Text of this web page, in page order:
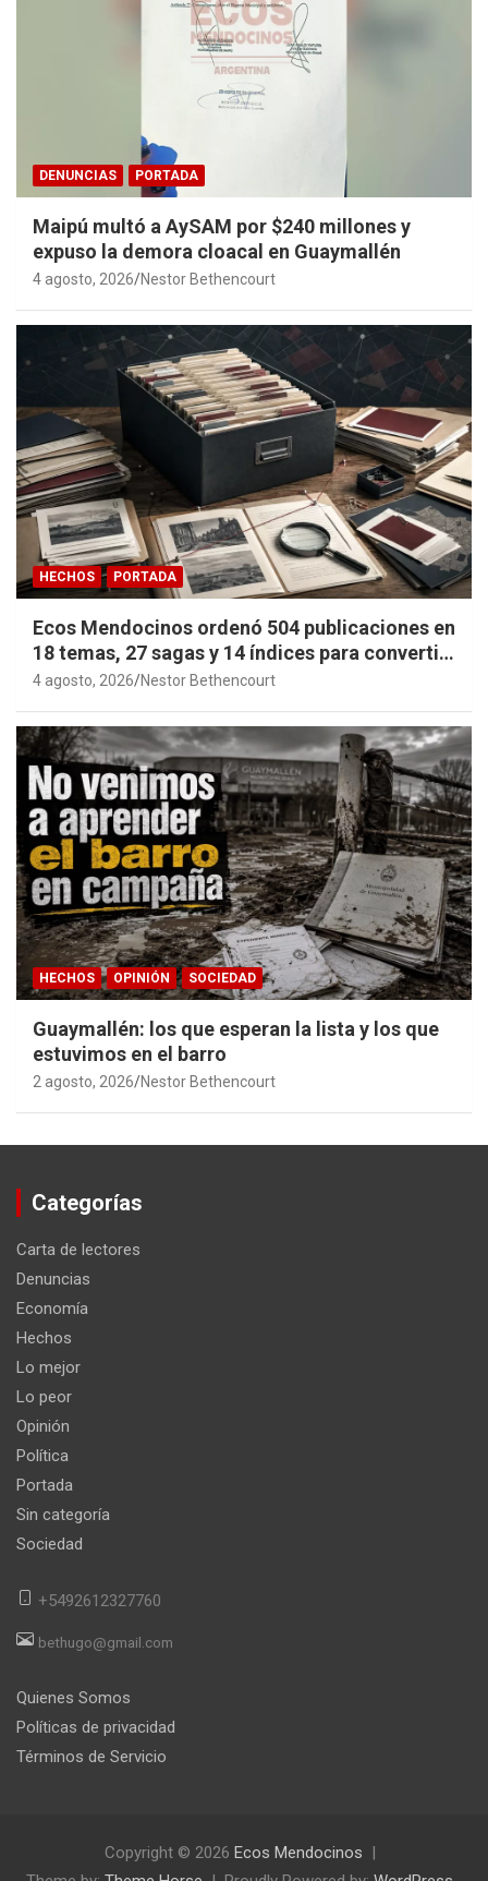
DENUNCIAS PORTADA
Maipú multó a AySAM por $240 millones y
expuso la demora cloacal en Guaymallén
4 agosto, 2026 Nestor Bethencourt
HECHOS PORTADA
Ecos Mendocinos ordenó 504 publicaciones en
18 temas, 27 sagas y 14 índices para convertir
años de investigación en memoria pública
4 agosto, 2026 Nestor Bethencourt
HECHOS OPINIÓN SOCIEDAD
Guaymallén: los que esperan la lista y los que
estuvimos en el barro
2 agosto, 2026 Nestor Bethencourt
Categorías
Carta de lectores
Denuncias
Economía
Hechos
Lo mejor
Lo peor
Opinión
Política
Portada
Sin categoría
Sociedad
+5492612327760
bethugo@gmail.com
Quienes Somos
Políticas de privacidad
Términos de Servicio
Copyright © 2026 Ecos Mendocinos